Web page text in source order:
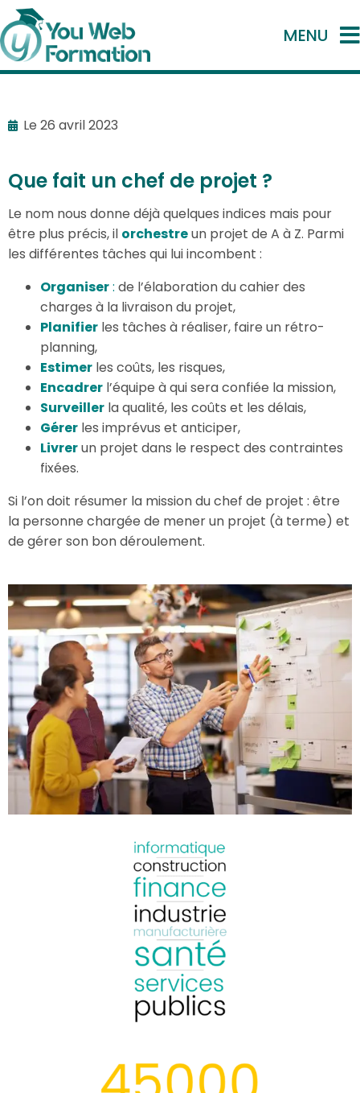
MENU
Le 26 avril 2023
Que fait un chef de projet ?
Le nom nous donne déjà quelques indices mais pour
être plus précis, il orchestreun projet de A à Z. Parmi
les différentes tâches qui lui incombent :
Organiser: de l’élaboration du cahier des
charges à la livraison du projet,
Planifier les tâches à réaliser, faire un rétro-
planning,
Estimer les coûts, les risques,
Encadrer l’équipe à qui sera confiée la mission,
Surveiller la qualité, les coûts et les délais,
Gérer les imprévus et anticiper,
Livrerun projet dans le respect des contraintes
fixées.
Si l’on doit résumer la mission du chef de projet : être
la personne chargée de mener un projet (à terme) et
de gérer son bon déroulement.